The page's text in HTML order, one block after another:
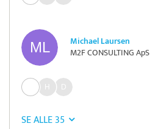
Michael Laursen
M2F CONSULTING ApS
SE ALLE 35